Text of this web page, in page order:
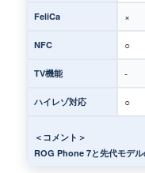
FeliCa ×
NFC ○
TV機能 -
ハイレゾ対応 ○
＜コメント＞
ROG Phone 7と先代モデ